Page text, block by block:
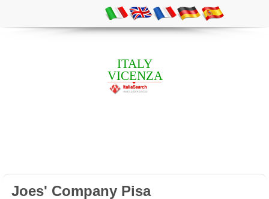
ITALY
VICENZA
Joes' Company Pisa